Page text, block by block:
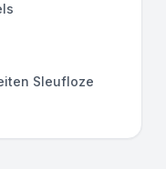
Sleufloze